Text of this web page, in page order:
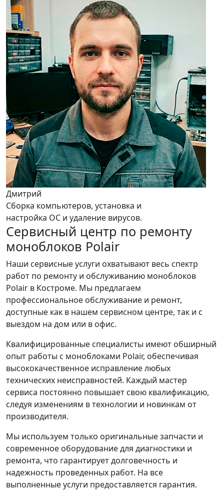
Дмитрий
Сборка компьютеров, установка и
настройка ОС и удаление вирусов.
Сервисный центр по ремонту
моноблоков Polair
Наши сервисные услуги охватывают весь спектр
работ по ремонту и обслуживанию моноблоков
Polair в Костроме. Мы предлагаем
профессиональное обслуживание и ремонт,
доступные как в нашем сервисном центре, так и с
выездом на дом или в офис.
Квалифицированные специалисты имеют обширный
опыт работы с моноблоками Polair, обеспечивая
высококачественное исправление любых
технических неисправностей. Каждый мастер
сервиса постоянно повышает свою квалификацию,
следуя изменениям в технологии и новинкам от
производителя.
Мы используем только оригинальные запчасти и
современное оборудование для диагностики и
ремонта, что гарантирует долговечность и
надежность проведенных работ. На все
выполненные услуги предоставляется гарантия.